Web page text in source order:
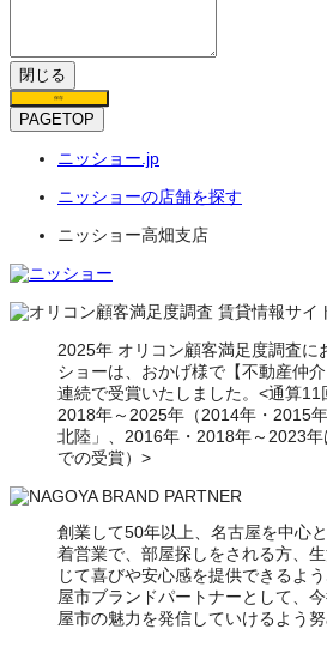
閉じる
保存
PAGETOP
ニッショー.jp
ニッショーの店舗を探す
ニッショー高畑支店
2025年 オリコン顧客満足度調査に
ショーは、おかげ様で【不動産仲
連続で受賞いたしました。<通算
2018年～2025年（2014年・2015
北陸」、2016年・2018年～2023年
での受賞）>
創業して50年以上、名古屋を中心
着営業で、部屋探しをされる方、
じて喜びや安心感を提供できるよ
屋市ブランドパートナーとして、
屋市の魅力を発信していけるよう努